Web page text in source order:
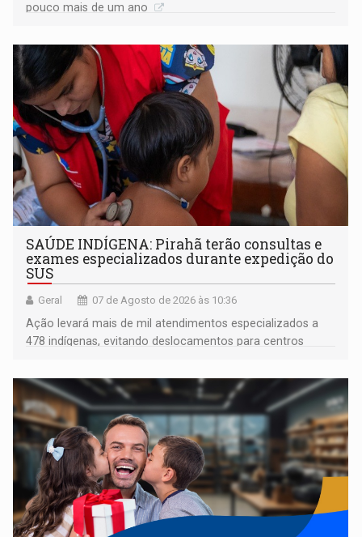
pouco mais de um ano
SAÚDE INDÍGENA: Pirahã terão consultas e
exames especializados durante expedição do
SUS
Geral 07 de Agosto de 2026 às 10:36
Ação levará mais de mil atendimentos especializados a
478 indígenas, evitando deslocamentos para centros